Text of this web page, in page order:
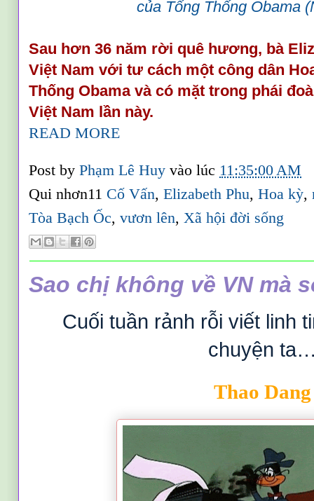
của Tổng Thống Obama
Sau hơn 36 năm rời quê hương, bà
Việt Nam với tư cách một công dân
Thống Obama và có mặt trong phái
Việt Nam lần này.
READ MORE
Post byPhạm Lê Huyvào lúc 11:35:00 AM
Qui nhơn11 Cố Vấn,Elizabeth Phu,Hoa kỳ,
Tòa Bạch Ốc,vươn lên,Xã hội đời sống
Sao chị không về VN mà
Cuối tuần rảnh rỗi viết linh
chuyện
Thao Dang